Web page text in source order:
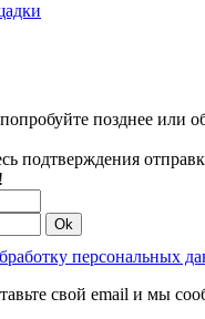
позднее или
подтверждения
Ok
персональных
свой email и мы